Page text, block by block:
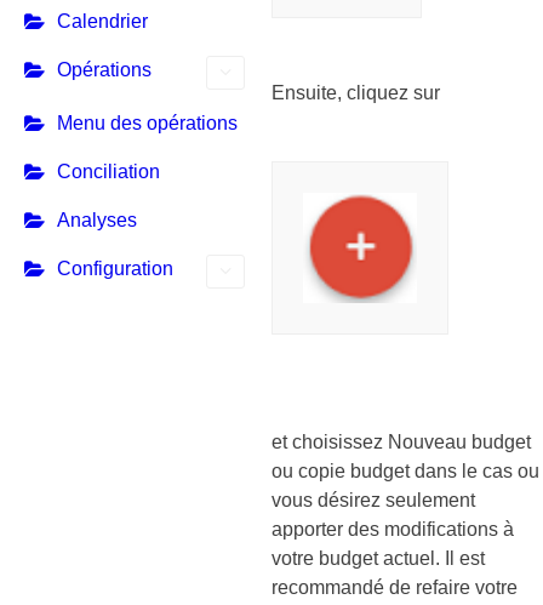
Calendrier
Opérations
Menu des opérations
Conciliation
Analyses
Configuration
Ensuite, cliquez sur
et choisissez Nouveau budget
ou copie budget dans le cas ou
vous désirez seulement
apporter des modifications à
votre budget actuel. Il est
recommandé de refaire votre